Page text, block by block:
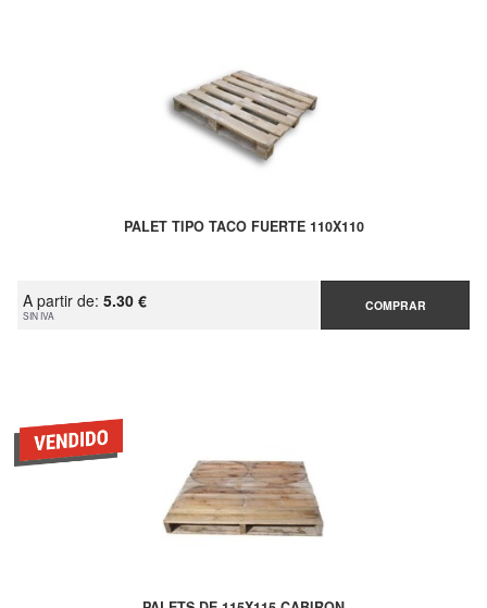
PALET TIPO TACO FUERTE 110X110
A partir de: 5.30 €
SIN IVA
COMPRAR